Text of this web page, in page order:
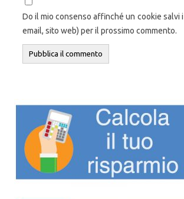
Do il mio consenso affinché un cookie salvi
email, sito web) per il prossimo commento.